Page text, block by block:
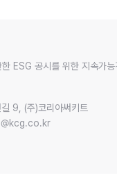
ESG 공시를 위한 지속가
9, (주)코리아써키트